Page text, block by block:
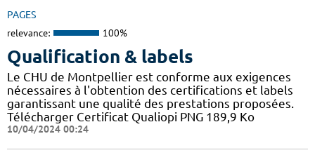
PAGES
relevance: 100%
Qualification & labels
Le CHU de Montpellier est conforme aux exigences
nécessaires à l'obtention des certifications et labels
garantissant une qualité des prestations proposées.
Télécharger Certificat Qualiopi PNG 189,9 Ko
10/04/2024 00:24